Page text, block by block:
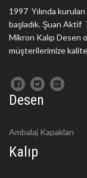
1997 Yılında
başladık. Şuan
Mikron Kalıp Desen
müşterilerimize
Desen
Ambalaj Kapakları
Kalıp